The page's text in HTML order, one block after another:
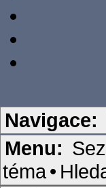
Navigace:
Menu:
téma•